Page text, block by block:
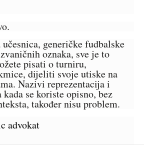
generičke fudbalske
oznaka, sve je to
pisati o turniru,
dijeliti svoje utiske na
Nazivi reprezentacija i
se koriste opisno, bez
također nisu problem.